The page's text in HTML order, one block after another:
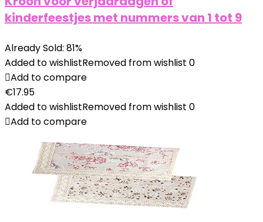
kinderfeestjes met nummers van 1 tot 9
Already Sold: 81%
Added to wishlistRemoved from wishlist 0
Add to compare
€17.95
Added to wishlistRemoved from wishlist 0
Add to compare